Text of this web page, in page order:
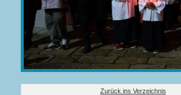
Zurück ins Verzeichnis